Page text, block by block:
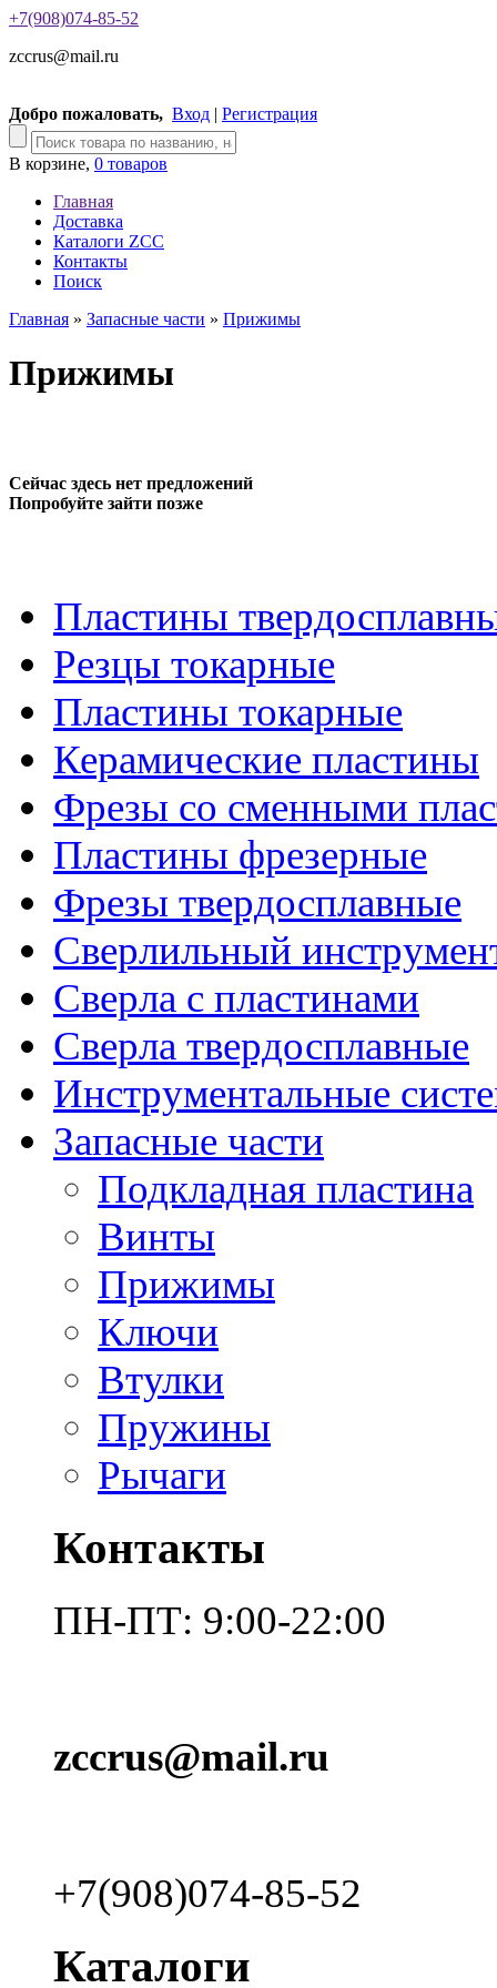
+7(908)074-85-52
zccrus@mail.ru
Добро пожаловать, Вход | Регистрация
В корзине, 0 товаров
Главная
Доставка
Каталоги ZCC
Контакты
Поиск
Главная » Запасные части » Прижимы
Прижимы
Сейчас здесь нет предложений
Попробуйте зайти позже
Пластины
Резцы токарные
Пластины токарные
Керамические пластины
Фрезы со сменными
Пластины фрезерные
Фрезы твердосплавные
Сверлильный
Сверла с пластинами
Сверла твердосплавные
Инструментальные
Запасные части
Подкладная пластина
Винты
Прижимы
Ключи
Втулки
Пружины
Рычаги
Контакты
ПН-ПТ: 9:00-22:00
zccrus@mail.ru
+7(908)074-85-52
Каталоги